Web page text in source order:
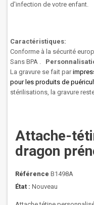
d'infection de votre enfant.
Caractéristiques:
Conforme à la sécurité
Sans BPA .
La gravure se fait par
pour les produits de
stérilisations, la gravure
Attache-
dragon
Référence B1498A
État : Nouveau